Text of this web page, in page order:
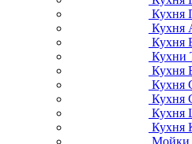
Кухня
Кухня
Кухни
Кухня
Кухня
Кухня
Кухня
Кухня
Мойки